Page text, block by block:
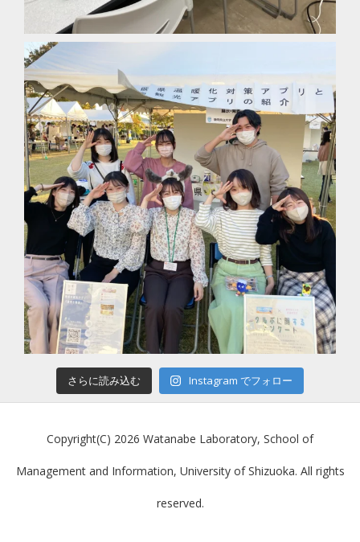
さらに読み込む Instagram でフォロー
Copyright(C) 2026 Watanabe Laboratory, School of
Management and Information, University of Shizuoka. All rights
reserved.